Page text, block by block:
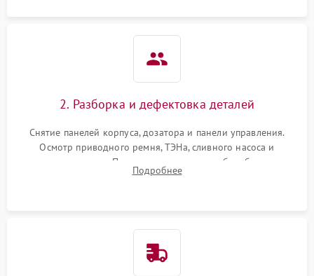
2. Разборка и дефектовка деталей
Снятие панелей корпуса, дозатора и панели управления.
Осмотр приводного ремня, ТЭНа, сливного насоса и
амортизаторов. Проверка подшипников барабана и
крестовины на износ, а манжеты люка на разрывы.
Подробнее